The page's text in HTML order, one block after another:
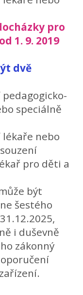
pro
1. 9. 2019
dvě
speciálně
nebo
pro děti a
být
šestého
i duševně
zákonný